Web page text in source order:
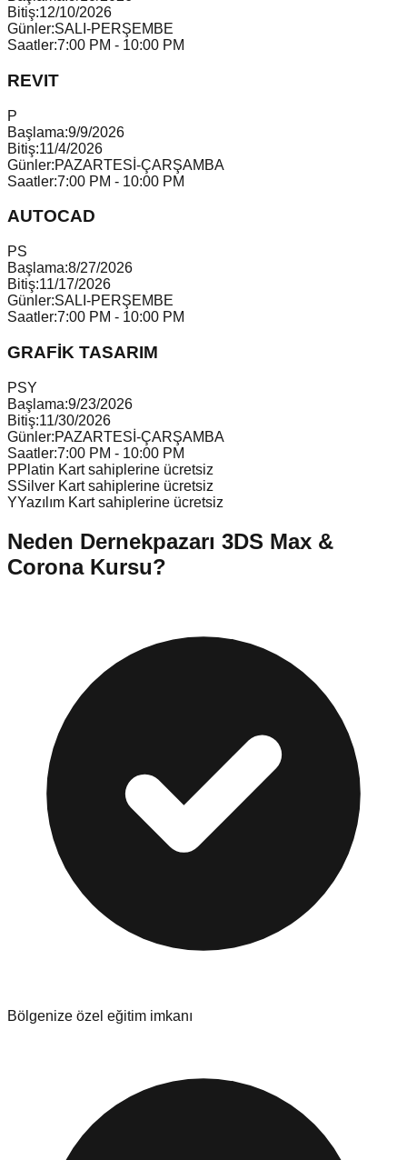
Bitiş:12/10/2026
Günler:SALI-PERŞEMBE
Saatler:7:00 PM - 10:00 PM
REVIT
P
Başlama:9/9/2026
Bitiş:11/4/2026
Günler:PAZARTESİ-ÇARŞAMBA
Saatler:7:00 PM - 10:00 PM
AUTOCAD
PS
Başlama:8/27/2026
Bitiş:11/17/2026
Günler:SALI-PERŞEMBE
Saatler:7:00 PM - 10:00 PM
GRAFİK TASARIM
PSY
Başlama:9/23/2026
Bitiş:11/30/2026
Günler:PAZARTESİ-ÇARŞAMBA
Saatler:7:00 PM - 10:00 PM
PPlatin Kart sahiplerine ücretsiz
SSilver Kart sahiplerine ücretsiz
YYazılım Kart sahiplerine ücretsiz
Neden Dernekpazarı 3DS Max &
Corona Kursu?
Bölgenize özel eğitim imkanı